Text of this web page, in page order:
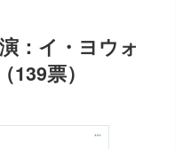
：イ・ヨウォ
票）